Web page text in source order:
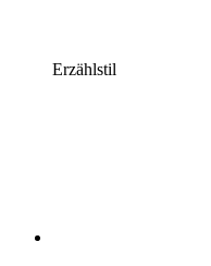
Erzählstil